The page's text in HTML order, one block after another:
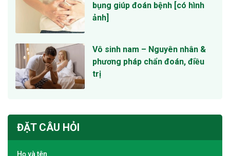
bụng giúp đoán bệnh [có hình
ảnh]
Vô sinh nam – Nguyên nhân &
phương pháp chẩn đoán, điều
trị
ĐẶT CÂU HỎI
Họ và tên